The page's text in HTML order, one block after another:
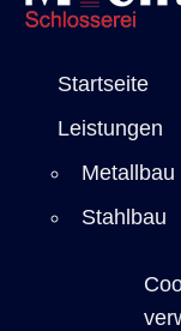
Startseite
Leistungen
Metallbau
Stahlbau